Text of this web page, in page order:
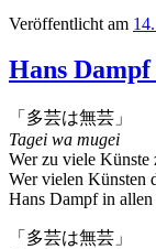
Veröffentlicht am
Hans Dampf
「多芸は無芸」
Tagei wa mugei
Wer zu viele Künste
Wer vielen Künsten
Hans Dampf in allen
「多芸は無芸」